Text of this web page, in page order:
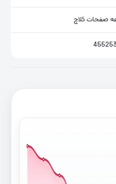
صفحات کلاچ